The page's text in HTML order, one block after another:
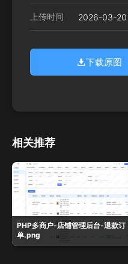
上传时间 2026-03-20
下载原图
相关推荐
PHP多商户-店铺管理后台-退款订
单.png